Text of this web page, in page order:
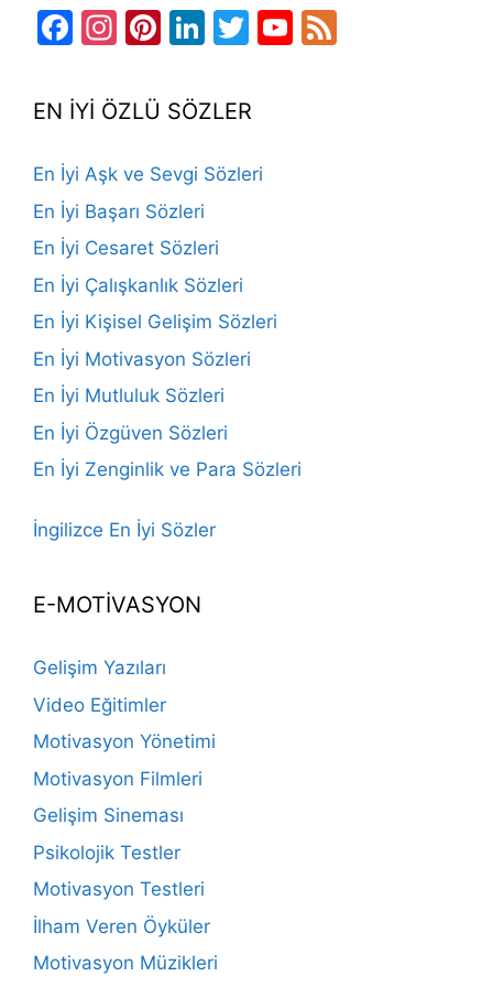
Facebook
Instagram
Pinterest
LinkedIn
TwitterYouTube
EN İYİ ÖZLÜ SÖZLER
En İyi Aşk ve Sevgi Sözleri
En İyi Başarı Sözleri
En İyi Cesaret Sözleri
En İyi Çalışkanlık Sözleri
En İyi Kişisel Gelişim Sözleri
En İyi Motivasyon Sözleri
En İyi Mutluluk Sözleri
En İyi Özgüven Sözleri
En İyi Zenginlik ve Para Sözleri
İngilizce En İyi Sözler
E-MOTİVASYON
Gelişim Yazıları
Video Eğitimler
Motivasyon Yönetimi
Motivasyon Filmleri
Gelişim Sineması
Psikolojik Testler
Motivasyon Testleri
İlham Veren Öyküler
Motivasyon Müzikleri